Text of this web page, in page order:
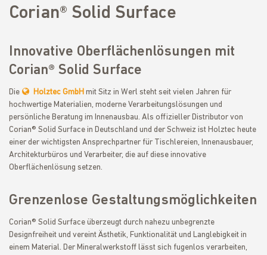
Corian® Solid Surface
Innovative Oberflächenlösungen mit
Corian® Solid Surface
Die Holztec GmbH mit Sitz in Werl steht seit vielen Jahren für
hochwertige Materialien, moderne Verarbeitungslösungen und
persönliche Beratung im Innenausbau. Als offizieller Distributor von
Corian® Solid Surface in Deutschland und der Schweiz ist Holztec heute
einer der wichtigsten Ansprechpartner für Tischlereien, Innenausbauer,
Architekturbüros und Verarbeiter, die auf diese innovative
Oberflächenlösung setzen.
Grenzenlose Gestaltungsmöglichkeiten
Corian® Solid Surface überzeugt durch nahezu unbegrenzte
Designfreiheit und vereint Ästhetik, Funktionalität und Langlebigkeit in
einem Material. Der Mineralwerkstoff lässt sich fugenlos verarbeiten,